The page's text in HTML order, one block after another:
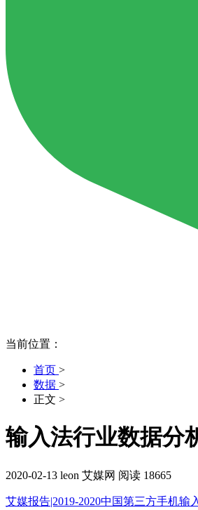
当前位置：
首页 >
数据 >
正文 >
输入法行业数据分
2020-02-13 leon 艾媒网 阅读 18665
艾媒报告|2019-2020中国第三方手机输